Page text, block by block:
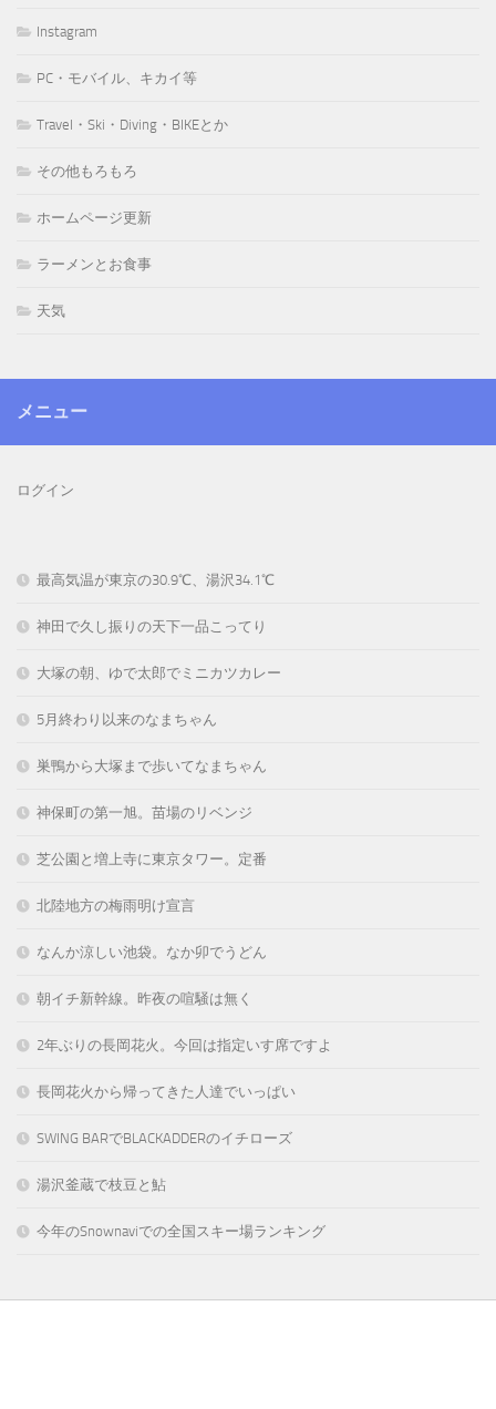
Instagram
PC・モバイル、キカイ等
Travel・Ski・Diving・BIKEとか
その他もろもろ
ホームページ更新
ラーメンとお食事
天気
メニュー
ログイン
最高気温が東京の30.9℃、湯沢34.1℃
神田で久し振りの天下一品こってり
大塚の朝、ゆで太郎でミニカツカレー
5月終わり以来のなまちゃん
巣鴨から大塚まで歩いてなまちゃん
神保町の第一旭。苗場のリベンジ
芝公園と増上寺に東京タワー。定番
北陸地方の梅雨明け宣言
なんか涼しい池袋。なか卯でうどん
朝イチ新幹線。昨夜の喧騒は無く
2年ぶりの長岡花火。今回は指定いす席ですよ
長岡花火から帰ってきた人達でいっぱい
SWING BARでBLACKADDERのイチローズ
湯沢釜蔵で枝豆と鮎
今年のSnownaviでの全国スキー場ランキング